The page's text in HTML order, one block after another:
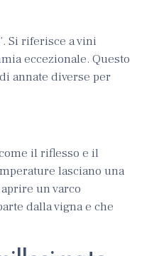
Si riferisce a vini
eccezionale. Questo
annate diverse per
il riflesso e il
lasciano una
un varco
dalla vigna e che